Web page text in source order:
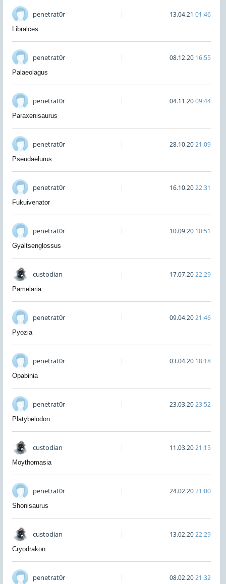
penetrat0r 13.04.21 01:46
Libralces
penetrat0r 08.12.20 16:55
Palaeolagus
penetrat0r 04.11.2009:44
Paraxenisaurus
penetrat0r 28.10.2021:09
Pseudaelurus
penetrat0r 16.10.2022:31
Fukuivenator
penetrat0r 10.09.20 10:51
Gyaltsenglossus
custodian 17.07.2022:29
Pamelaria
penetrat0r 09.04.2021:46
Pyozia
penetrat0r 03.04.20 18:18
Opabinia
penetrat0r 23.03.2023:52
Platybelodon
custodian 11.03.2021:15
Moythomasia
penetrat0r 24.02.2021:00
Shonisaurus
custodian 13.02.2022:29
Cryodrakon
penetrat0r 08.02.2021:32